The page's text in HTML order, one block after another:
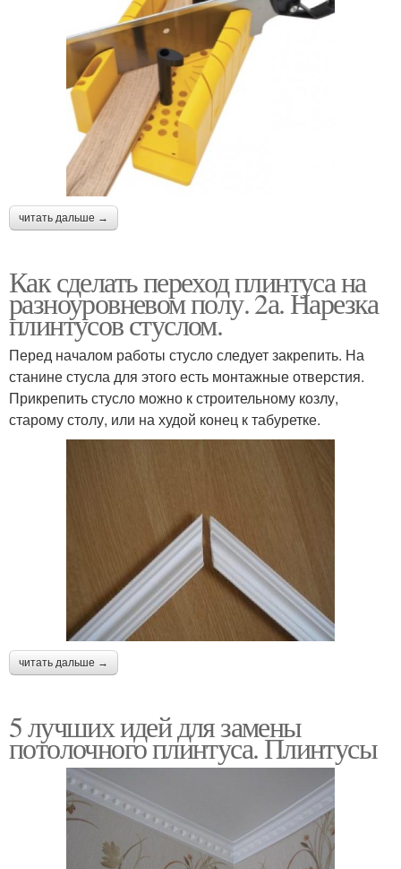
читать дальше →
Как сделать переход плинтуса на
разноуровневом полу. 2а. Нарезка
плинтусов стуслом.
Перед началом работы стусло следует закрепить. На
станине стусла для этого есть монтажные отверстия.
Прикрепить стусло можно к строительному козлу,
старому столу, или на худой конец к табуретке.
читать дальше →
5 лучших идей для замены
потолочного плинтуса. Плинтусы